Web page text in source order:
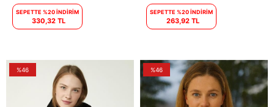
SEPETTE %20 İNDİRİM
330,32 TL
SEPETTE %20 İNDİRİM
263,92 TL
%46 %46